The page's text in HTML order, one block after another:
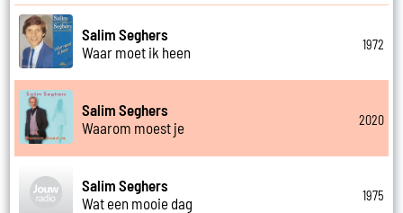
Salim Seghers
Waar moet ik heen
1972
Salim Seghers
Waarom moest je
2020
Salim Seghers
Wat een mooie dag
1975